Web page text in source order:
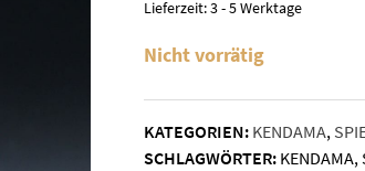
Lieferzeit:3 - 5 Werktage
Nicht vorrätig
KATEGORIEN: KENDAMA,
SCHLAGWÖRTER: KENDAMA,